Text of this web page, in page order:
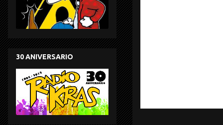
30 ANIVERSARIO